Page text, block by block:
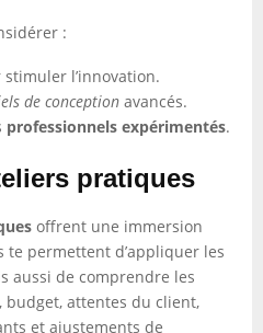
:
stimuler l’innovation.
de conception avancés.
professionnels expérimentés.
pratiques
offrent une immersion
te permettent d’appliquer les
aussi de comprendre les
attentes du client,
et ajustements de